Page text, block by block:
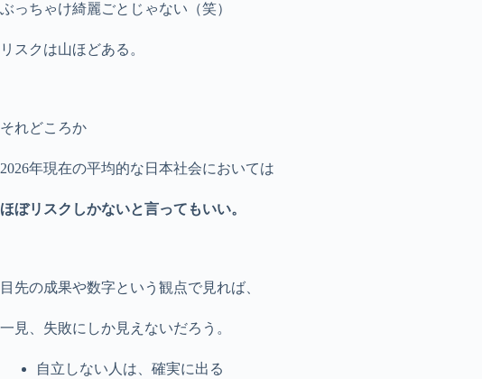
ぶっちゃけ綺麗ごとじゃない（笑）
リスクは山ほどある。
それどころか
2026年現在の平均的な日本社会においては
ほぼリスクしかないと言ってもいい。
目先の成果や数字という観点で見れば、
一見、失敗にしか見えないだろう。
自立しない人は、確実に出る